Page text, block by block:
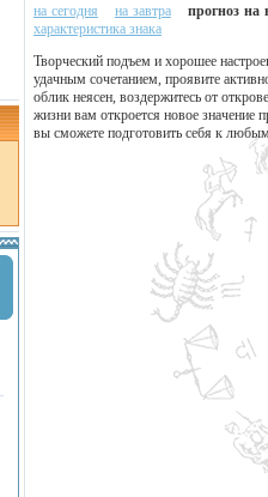
на сегодня на завтра
прогноз на
характеристика знака
Творческий подъем и хорошее
удачным сочетанием, проявите
облик неясен, воздержитесь от
жизни вам откроется новое
вы сможете подготовить себя к